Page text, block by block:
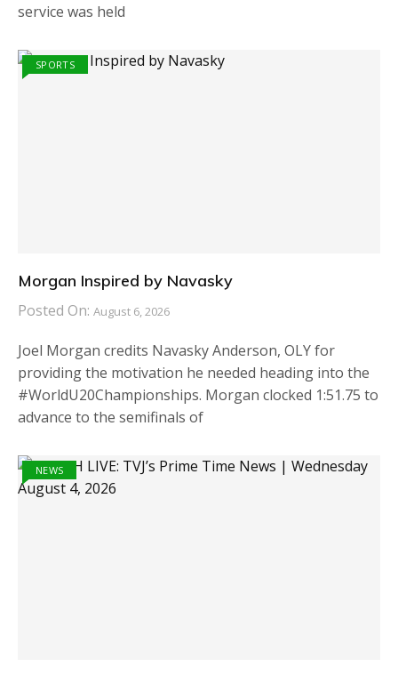
service was held
SPORTS
Morgan Inspired by Navasky
Posted On: August 6, 2026
Joel Morgan credits Navasky Anderson, OLY for
providing the motivation he needed heading into the
#WorldU20Championships. Morgan clocked 1:51.75 to
advance to the semifinals of
NEWS